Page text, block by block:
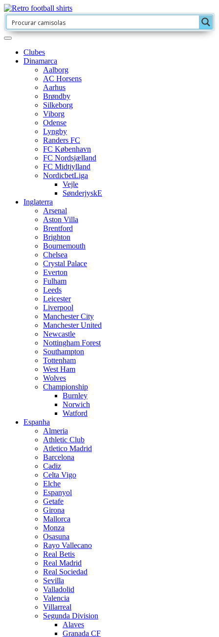
Clubes
Dinamarca
Aalborg
AC Horsens
Aarhus
Brøndby
Silkeborg
Viborg
Odense
Lyngby
Randers FC
FC København
FC Nordsjælland
FC Midtjylland
NordicbetLiga
Vejle
SønderjyskE
Inglaterra
Arsenal
Aston Villa
Brentford
Brighton
Bournemouth
Chelsea
Crystal Palace
Everton
Fulham
Leeds
Leicester
Liverpool
Manchester City
Manchester United
Newcastle
Nottingham Forest
Southampton
Tottenham
West Ham
Wolves
Championship
Burnley
Norwich
Watford
Espanha
Almeria
Athletic Club
Atletico Madrid
Barcelona
Cadiz
Celta Vigo
Elche
Espanyol
Getafe
Girona
Mallorca
Monza
Osasuna
Rayo Vallecano
Real Betis
Real Madrid
Real Sociedad
Sevilla
Valladolid
Valencia
Villarreal
Segunda Division
Alaves
Granada CF